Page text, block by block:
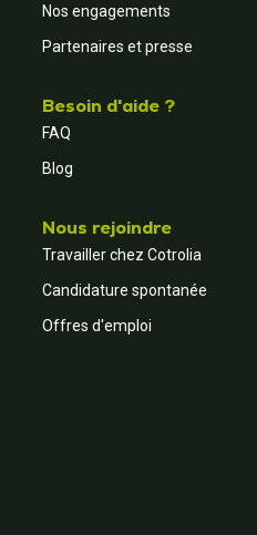
Nos engagements
Partenaires et presse
Besoin d'aide ?
FAQ
Blog
Nous rejoindre
Travailler chez Cotrolia
Candidature spontanée
Offres d'emploi